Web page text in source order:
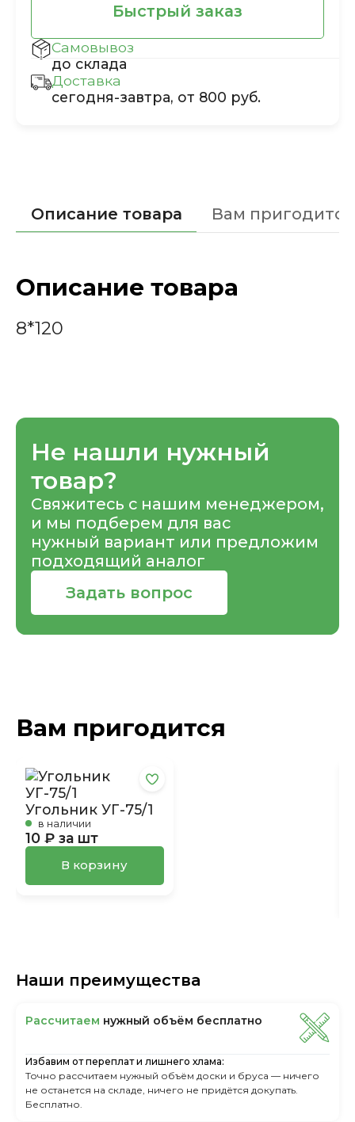
Быстрый заказ
Самовывоз
до склада
Доставка
сегодня-завтра, от 800 руб.
Описание товара Вам пригодится
Описание товара
8*120
Не нашли нужный
товар?
Свяжитесь с нашим менеджером,
и мы подберем для вас
нужный вариант или предложим
подходящий аналог
Задать вопрос
Вам пригодится
Угольник УГ-75/1
в наличии
10 ₽ за шт
В корзину
Наши преимущества
Рассчитаем нужный объём бесплатно
Избавим от переплат и лишнего хлама:
Точно рассчитаем нужный объём доски и бруса — ничего
не останется на складе, ничего не придётся докупать.
Бесплатно.